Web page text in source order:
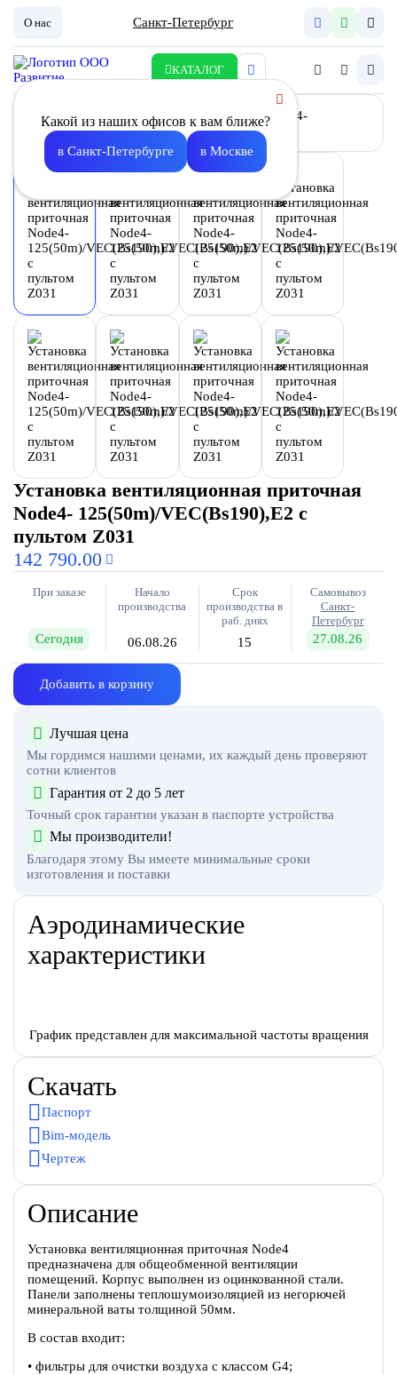
О нас Санкт-Петербург
КАТАЛОГ
Какой из наших офисов к вам ближе?
в Санкт-Петербурге в Москве
Установка вентиляционная приточная
Node4- 125(50m)/VEC(Bs190),E2 с
пультом Z031
142 790.00
При заказе
Сегодня
Начало
производства
06.08.26
Срок
производства в
раб. днях
15
Самовывоз
Санкт-
Петербург
27.08.26
Добавить в корзину
Лучшая цена
Мы гордимся нашими ценами, их каждый день проверяют
сотни клиентов
Гарантия от 2 до 5 лет
Точный срок гарантии указан в паспорте устройства
Мы производители!
Благодаря этому Вы имеете минимальные сроки
изготовления и поставки
Аэродинамические
характеристики
График представлен для максимальной частоты вращения
Скачать
Паспорт
Bim-модель
Чертеж
Описание
Установка вентиляционная приточная Node4
предназначена для общеобменной вентиляции
помещений. Корпус выполнен из оцинкованной стали.
Панели заполнены теплошумоизоляцией из негорючей
минеральной ваты толщиной 50мм.
В состав входит:
• фильтры для очистки воздуха с классом G4;